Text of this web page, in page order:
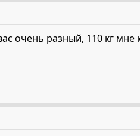
очень разный, 110 кг